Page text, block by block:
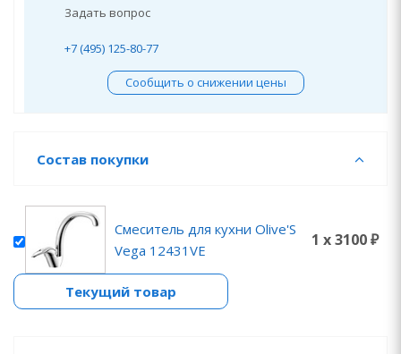
Задать вопрос
+7 (495) 125-80-77
Сообщить о снижении цены
Состав покупки
Смеситель для кухни Olive'S
Vega 12431VE
1 x 3100 ₽
Текущий товар